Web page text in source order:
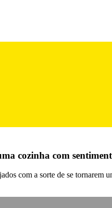
cozinha com
com a sorte de se tornarem